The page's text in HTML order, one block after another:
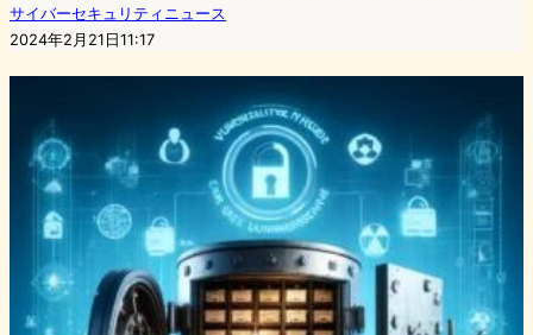
サイバーセキュリティニュース
2024年2月21日11:17